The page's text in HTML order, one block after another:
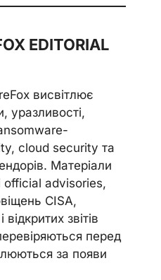
EDITORIAL
висвітлює
уразливості,
cloud security та
Матеріали
official advisories,
CISA,
відкритих звітів
перед
за появи